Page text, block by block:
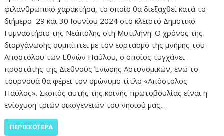
φιλανθρωπικό χαρακτήρα, το οποίο θα διεξαχθεί κατά το
διήμερο 29 και 30 Ιουνίου 2024 στο κλειστό Δημοτικό
Γυμναστήριο της Νεάπολης στη Μυτιλήνη. Ο χρόνος της
διοργάνωσης συμπίπτει με τον εορτασμό της μνήμης του
Αποστόλου των Εθνών Παύλου, ο οποίος τυγχάνει
προστάτης της Διεθνούς Ένωσης Αστυνομικών, ενώ το
τουρνουά θα φέρει τον ομώνυμο τίτλο «Απόστολος
Παύλος». Σκοπός αυτής της κοινής πρωτοβουλίας είναι η
ενίσχυση τριών οικογενειών του νησιού μας,…
ΠΕΡΙΣΣΌΤΕΡΑ